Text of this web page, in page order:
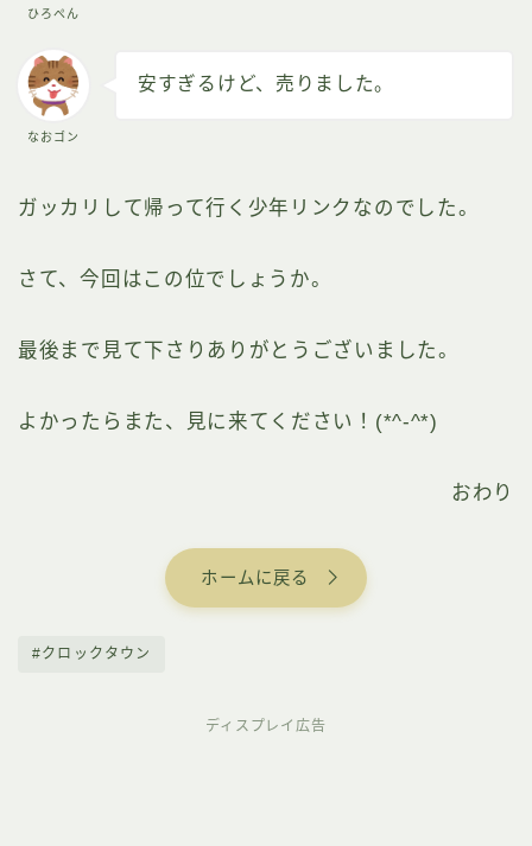
ひろぺん
なおゴン
安すぎるけど、売りました。
ガッカリして帰って行く少年リンクなのでした。
さて、今回はこの位でしょうか。
最後まで見て下さりありがとうございました。
よかったらまた、見に来てください！(*^-^*)
おわり
ホームに戻る
#クロックタウン
ディスプレイ広告